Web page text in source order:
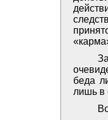
беда
лишь в